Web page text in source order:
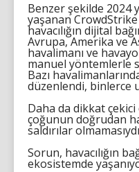
Benzer şekilde 2024
yaşanan CrowdStrike
havacılığın dijital
Avrupa, Amerika ve
havalimanı ve
manuel yöntemlerle
Bazı
düzenlendi, binlerce
Daha da dikkat
çoğunun doğrudan
saldırılar
Sorun, havacılığın
ekosistemde